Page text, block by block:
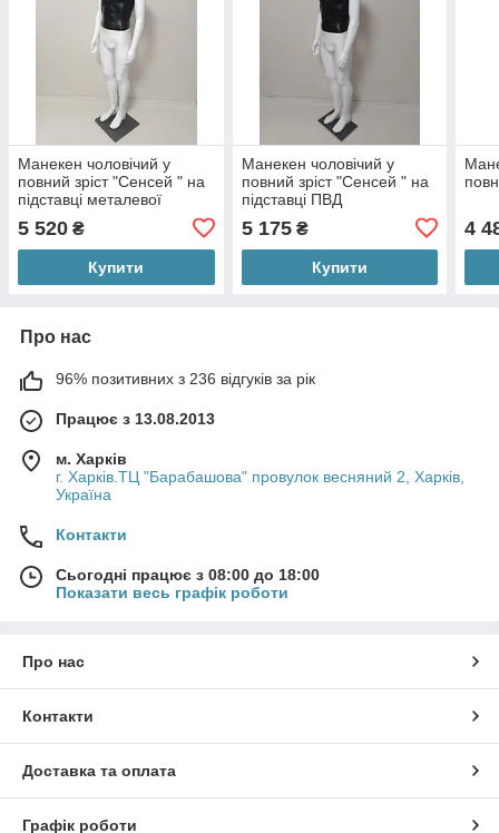
Манекен чоловічий у
повний зріст "Сенсей " на
підставці металевої
5 520 ₴
Купити
Манекен чоловічий у
повний зріст "Сенсей " на
підставці ПВД
5 175₴
Купити
4
Про нас
96% позитивних з 236 відгуків за рік
Працює з 13.08.2013
м. Харків
г. Харків.ТЦ "Барабашова" провулок весняний 2, Харків,
Україна
Контакти
Сьогодні працює з 08:00 до 18:00
Показати весь графік роботи
Про нас
Контакти
Доставка та оплата
Графік роботи